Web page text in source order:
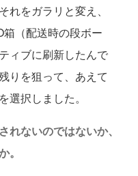
れをガラリと変え、
（配送時の段ボー
ィブに刷新したんで
りを狙って、あえて
選択しました。
ないのではないか、
。